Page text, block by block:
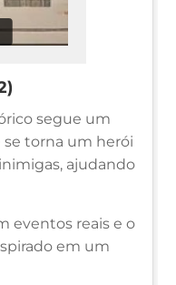
segue um
torna um herói
ajudando
eventos reais e o
em um